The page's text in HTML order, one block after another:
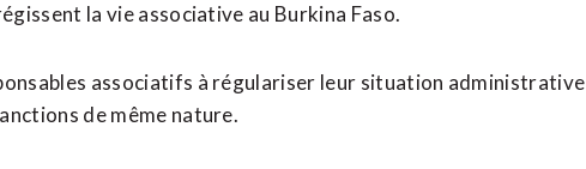
la vie associative au Burkina Faso.
associatifs à régulariser leur situation administrative
de même nature.